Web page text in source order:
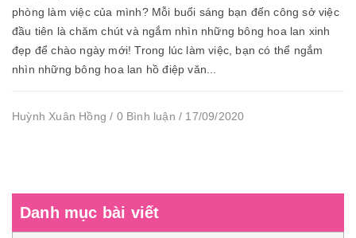
phòng làm việc của mình? Mỗi buổi sáng bạn đến công sở việc
đầu tiên là chăm chút và ngắm nhìn những bông hoa lan xinh
đẹp để chào ngày mới! Trong lúc làm việc, bạn có thể ngắm
nhìn những bông hoa lan hồ điệp văn...
Huỳnh Xuân Hồng / 0 Bình luận / 17/09/2020
Danh mục bài viết